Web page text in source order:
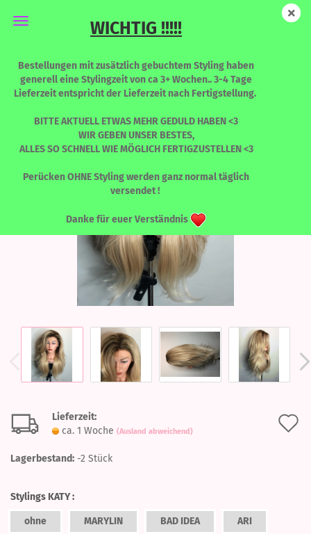
WICHTIG !!!!!
Bestellungen mit zusätzlich gebuchtem Styling haben
generell eine Stylingzeit von ca 3+ Wochen.. 3-4 Tage
Lieferzeit entspricht der Lieferzeit nach Fertigstellung.
BITTE AKTUELL ETWAS MEHR GEDULD HABEN <3
WIR GEBEN UNSER BESTES,
ALLES SO SCHNELL WIE MÖGLICH FERTIGZUSTELLEN <3
Perücken OHNE Styling werden ganz normal täglich
versendet !
Danke für euer Verständnis
Katy - Rooted Honeymilk
Lieferzeit:
ca. 1 Woche (Ausland abweichend)
Lagerbestand: -2 Stück
Stylings KATY :
ohne MARYLIN BAD IDEA ARI